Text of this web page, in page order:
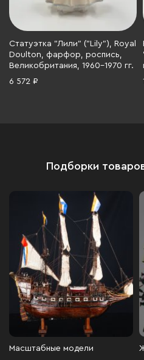
Статуэтка "Лили" ("Lily"), Royal
Doulton, фарфор, роспись,
Великобритания, 1960-1970 гг.
6 572 ₽
Подборки
Масштабные модели